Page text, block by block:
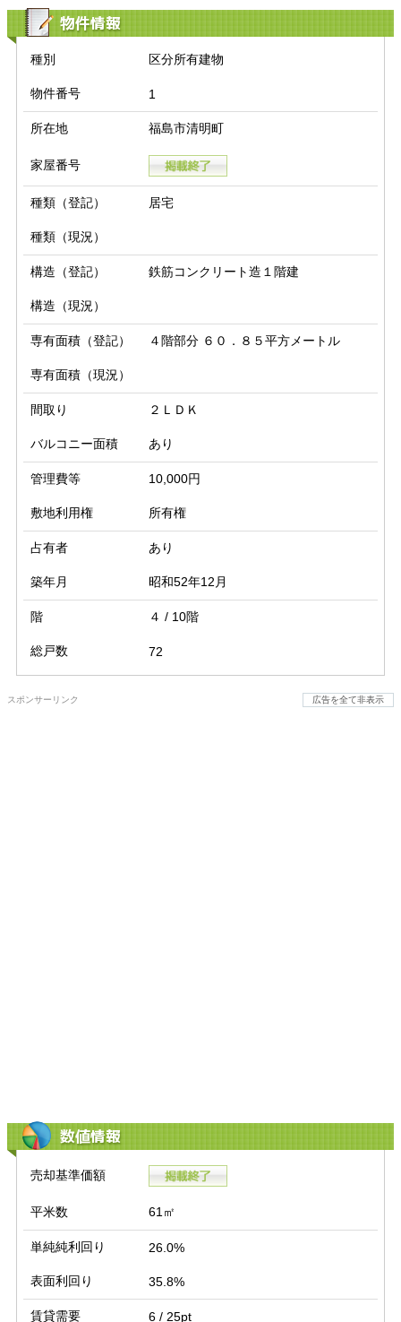
物件情報
種別 区分所有建物
物件番号 1
所在地 福島市清明町
家屋番号
種類（登記） 居宅
種類（現況）
構造（登記） 鉄筋コンクリート造１階建
構造（現況）
専有面積（登記） ４階部分 ６０．８５平方メートル
専有面積（現況）
間取り ２ＬＤＫ
バルコニー面積 あり
管理費等 10,000円
敷地利用権 所有権
占有者 あり
築年月 昭和52年12月
階 ４ / 10階
総戸数 72
スポンサーリンク 広告を全て非表示
数値情報
売却基準価額
平米数 61㎡
単純純利回り 26.0%
表面利回り 35.8%
賃貸需要 6 / 25pt